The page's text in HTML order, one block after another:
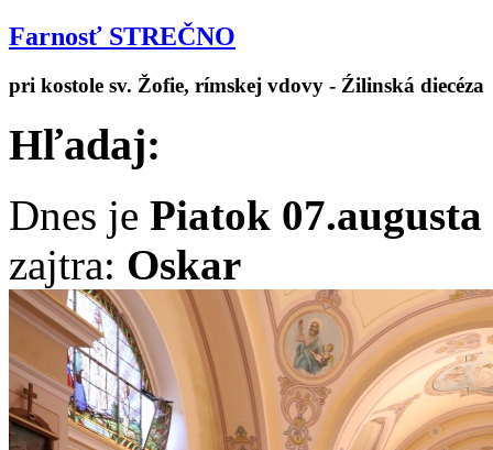
Farnosť STREČNO
pri kostole sv. Žofie, rímskej vdovy - Źilinská diecéza
Hľadaj:
Dnes je Piatok 07.augusta
zajtra: Oskar